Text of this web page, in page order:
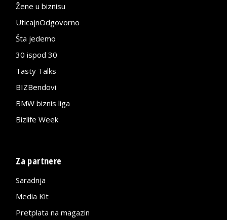
Žene u biznisu
UticajnOdgovorno
Šta jedemo
30 ispod 30
Tasty Talks
BIZBendovi
BMW biznis liga
Bizlife Week
Za partnere
Saradnja
Media Kit
Pretplata na magazin